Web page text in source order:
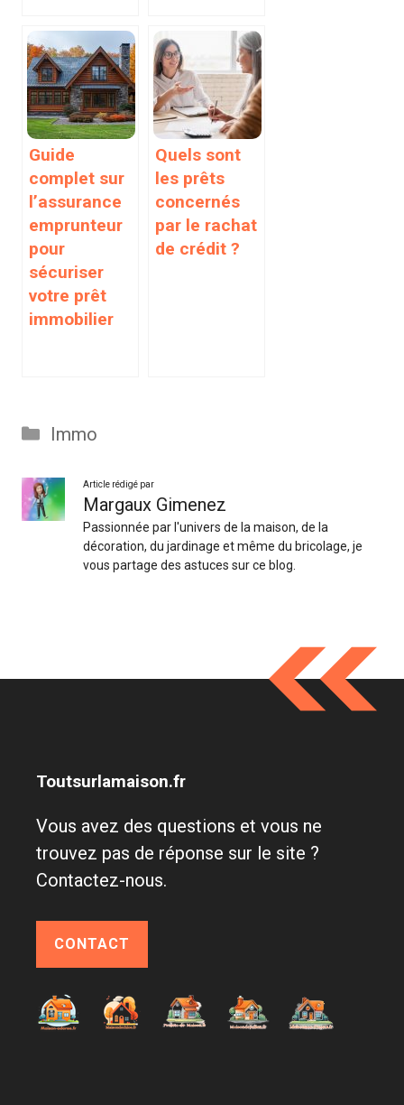
Guide
complet sur
l’assurance
emprunteur
pour
sécuriser
votre prêt
immobilier
Quels sont
les prêts
concernés
par le rachat
de crédit ?
Catégories
Immo
Article rédigé par
Margaux Gimenez
Passionnée par l'univers de la maison, de la
décoration, du jardinage et même du bricolage, je
vous partage des astuces sur ce blog.
Toutsurlamaison.fr
Vous avez des questions et vous ne
trouvez pas de réponse sur le site ?
Contactez-nous.
CONTACT